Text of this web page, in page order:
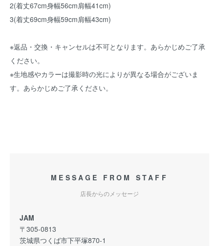
2(着丈67cm身幅56cm肩幅41cm)
3(着丈69cm身幅59cm肩幅43cm)
※返品・交換・キャンセルは不可となります。あらかじめご了承
ください。
※生地感やカラーは撮影時の光によりが異なる場合がございま
す。あらかじめご了承ください。
MESSAGE FROM STAFF
店長からのメッセージ
JAM
〒305-0813
茨城県つくば市下平塚870-1